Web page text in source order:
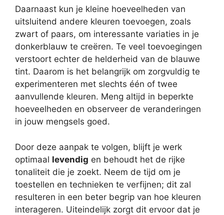
Daarnaast kun je kleine hoeveelheden van
uitsluitend andere kleuren toevoegen, zoals
zwart of paars, om interessante variaties in je
donkerblauw te creëren. Te veel toevoegingen
verstoort echter de helderheid van de blauwe
tint. Daarom is het belangrijk om zorgvuldig te
experimenteren met slechts één of twee
aanvullende kleuren. Meng altijd in beperkte
hoeveelheden en observeer de veranderingen
in jouw mengsels goed.
Door deze aanpak te volgen, blijft je werk
optimaal levendig en behoudt het de rijke
tonaliteit die je zoekt. Neem de tijd om je
toestellen en technieken te verfijnen; dit zal
resulteren in een beter begrip van hoe kleuren
interageren. Uiteindelijk zorgt dit ervoor dat je